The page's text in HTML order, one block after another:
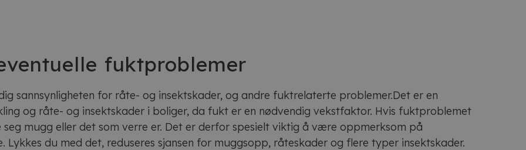
fuktproblemer
sannsynligheten for råte- og insektskader, og andre fuktrelaterte problemer.Det er en
og råte- og insektskader i boliger, da fukt er en nødvendig vekstfaktor. Hvis fuktproblemet
mugg eller det som verre er. Det er derfor spesielt viktig å være oppmerksom på
du med det, reduseres sjansen for muggsopp, råteskader og flere typer insektskader.